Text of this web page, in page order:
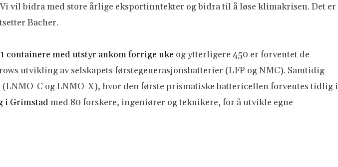
vil bidra med store årlige eksportinntekter og bidra til å løse klimakrisen. Det er
Bacher.
containere med utstyr ankom forrige uke og ytterligere 450 er forventet de
utvikling av selskapets førstegenerasjonsbatterier (LFP og NMC). Samtidig
C og LNMO-X), hvor den første prismatiske battericellen forventes tidlig i
i Grimstadmed 80 forskere, ingeniører og teknikere, for å utvikle egne